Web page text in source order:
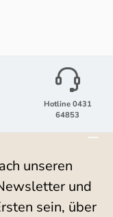
Hotline 0431
64853
unseren
und
sein, über